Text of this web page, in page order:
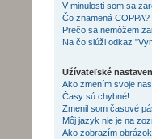
V minulosti som sa
Čo znamená COPPA?
Prečo sa nemôžem
Na čo slúži odkaz
Užívateľské
Ako zmením svoje
Časy sú chybné!
Zmenil som časové
Môj jazyk nie je na
Ako zobrazím